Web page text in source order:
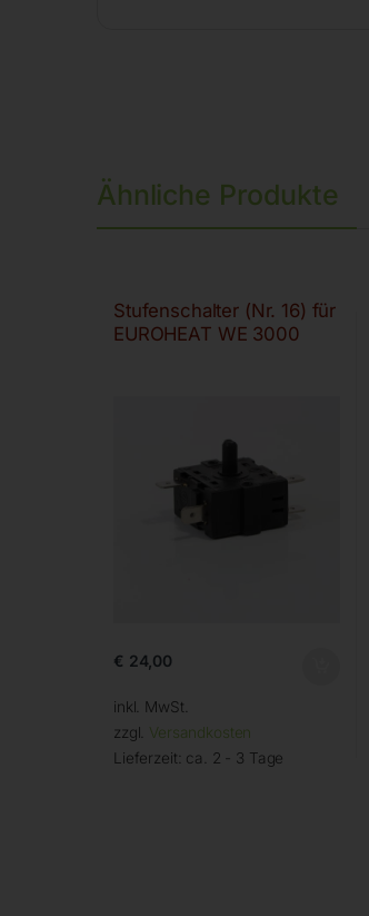
Ähnliche Produkte
Stufenschalter (Nr. 16) für
EUROHEAT WE 3000
€ 24,00
inkl. MwSt.
zzgl. Versandkosten
Lieferzeit: ca. 2 - 3 Tage